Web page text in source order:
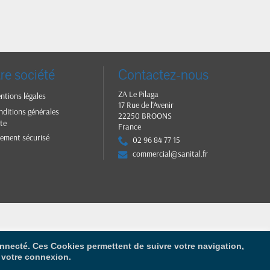
société
légales
générales
sécurisé
Contactez-nous
ZA Le Pilaga
17 Rue de l'Avenir
22250 BROONS
France
02 96 84 77 15
commercial@sanital.fr
Ces Cookies permettent de suivre votre navigation,
connexion.